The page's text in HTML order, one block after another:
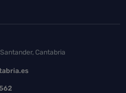
página
Cantabria